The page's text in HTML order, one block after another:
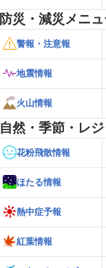
防災・減災メニ
警報・注意報
地震情報
火山情報
自然・季節・レ
花粉飛散情報
ほたる情報
熱中症予報
紅葉情報